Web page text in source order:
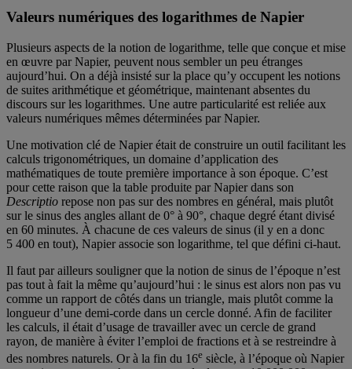
Valeurs numériques des logarithmes de Napier
Plusieurs aspects de la notion de logarithme, telle que conçue et mise
en œuvre par Napier, peuvent nous sembler un peu étranges
aujourd’hui. On a déjà insisté sur la place qu’y occupent les notions
de suites arithmétique et géométrique, maintenant absentes du
discours sur les logarithmes. Une autre particularité est reliée aux
valeurs numériques mêmes déterminées par Napier.
Une motivation clé de Napier était de construire un outil facilitant les
calculs trigonométriques, un domaine d’application des
mathématiques de toute première importance à son époque. C’est
pour cette raison que la table produite par Napier dans son
Descriptio repose non pas sur des nombres en général, mais plutôt
sur le sinus des angles allant de 0° à 90°, chaque degré étant divisé
en 60 minutes. À chacune de ces valeurs de sinus (il y en a donc
5 400 en tout), Napier associe son logarithme, tel que défini ci-haut.
Il faut par ailleurs souligner que la notion de sinus de l’époque n’est
pas tout à fait la même qu’aujourd’hui : le sinus est alors non pas vu
comme un rapport de côtés dans un triangle, mais plutôt comme la
longueur d’une demi-corde dans un cercle donné. Afin de faciliter
les calculs, il était d’usage de travailler avec un cercle de grand
rayon, de manière à éviter l’emploi de fractions et à se restreindre à
des nombres naturels. Or à la fin du 16e siècle, à l’époque où Napier